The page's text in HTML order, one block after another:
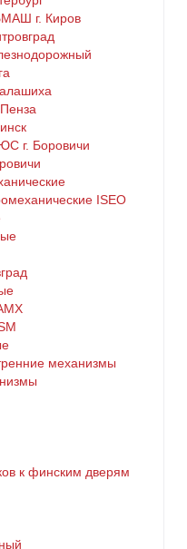
г. Киров
г. Боровичи
ISEO
механизмы
к финским дверям